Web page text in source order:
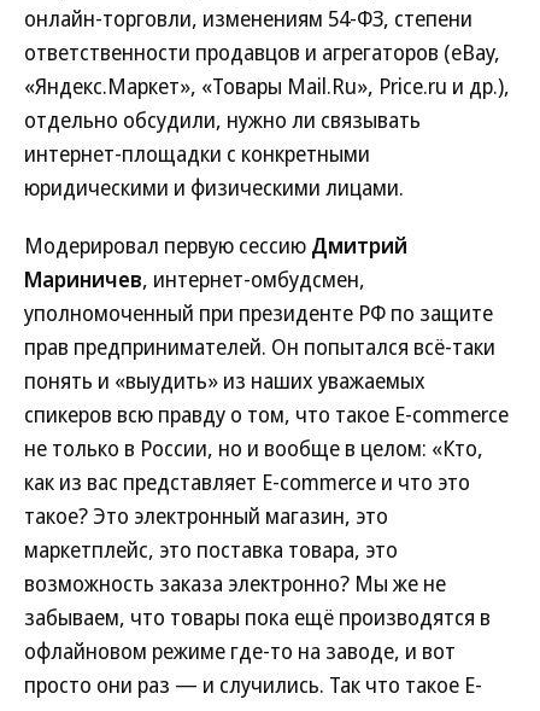
онлайн-торговли, изменениям 54-ФЗ, степени
ответственности продавцов и агрегаторов (eBay,
«Яндекс.Маркет», «Товары Mail.Ru», Price.ru и др.),
отдельно обсудили, нужно ли связывать
интернет-площадки с конкретными
юридическими и физическими лицами.
Модерировал первую сессию Дмитрий
Мариничев, интернет-омбудсмен,
уполномоченный при президенте РФ по защите
прав предпринимателей. Он попытался всё-таки
понять и «выудить» из наших уважаемых
спикеров всю правду о том, что такое E-commerce
не только в России, но и вообще в целом: «Кто,
как из вас представляет E-commerce и что это
такое? Это электронный магазин, это
маркетплейс, это поставка товара, это
возможность заказа электронно? Мы же не
забываем, что товары пока ещё производятся в
офлайновом режиме где-то на заводе, и вот
просто они раз — и случились. Так что такое E-